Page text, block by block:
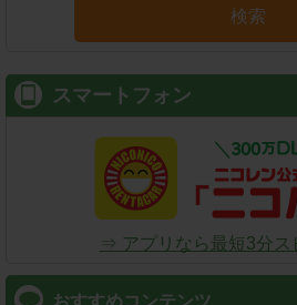
検索
スマートフォン
⇒ アプリなら最短3分ス
おすすめコンテンツ